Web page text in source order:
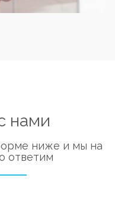
нами
ниже и мы на
ответим